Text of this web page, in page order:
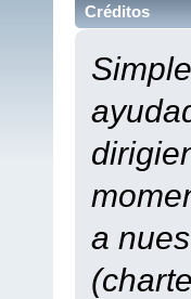
Créditos
a